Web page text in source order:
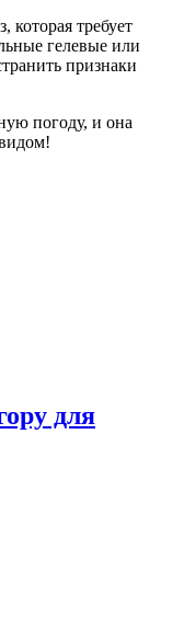
которая требует
гелевые или
признаки
погоду, и она
для